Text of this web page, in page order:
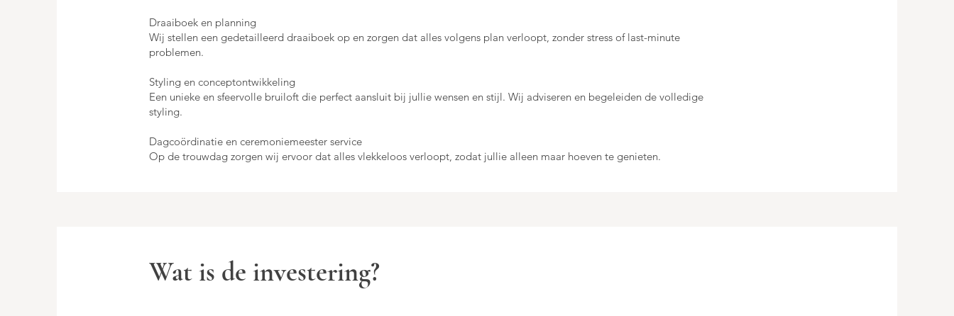
Draaiboek en planning
Wij stellen een gedetailleerd draaiboek op en zorgen dat alles volgens plan verloopt, zonder stress of last-minute
problemen.
Styling en conceptontwikkeling
Een unieke en sfeervolle bruiloft die perfect aansluit bij jullie wensen en stijl. Wij adviseren en begeleiden de volledige
styling.
Dagcoördinatie en ceremoniemeester service
Op de trouwdag zorgen wij ervoor dat alles vlekkeloos verloopt, zodat jullie alleen maar hoeven te genieten.
Wat is de investering?